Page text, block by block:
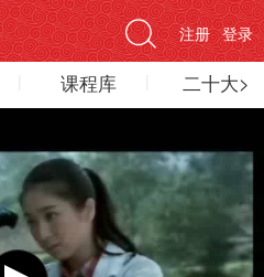
登录
注册
课程库 二十大>